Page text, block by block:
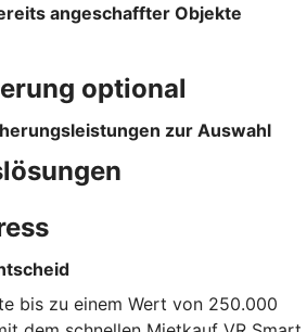
angeschaffter Objekte
optional
zur Auswahl
bis zu einem Wert von 250.000